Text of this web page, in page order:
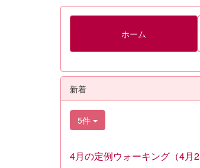
ホーム
新着
5件
4月の定例ウォーキング（4月